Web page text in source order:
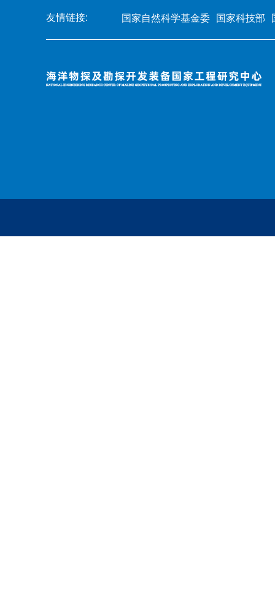
友情链接: 国家自然科学基金委 国家科技部